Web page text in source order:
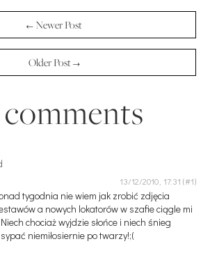
← Newer Post
Older Post →
13/12/2010, 17:31
tygodnia nie wiem jak zrobić zdjęcia
a nowych lokatorów w szafie ciągle mi
chociaż wyjdzie słońce i niech śnieg
niemiłosiernie po twarzy!;(